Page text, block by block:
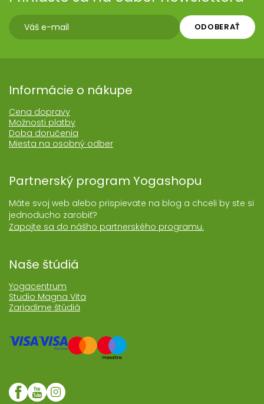
ODOBERAŤ
Informácie o nákupe
Cena dopravy
Možnosti platby
Doba doručenia
Miesta na osobný odber
Partnerský program Yogashopu
Máte svoj web alebo prispievate na blog a chceli by ste si
jednoducho zarobiť?
Zapojte sa do nášho partnerského programu.
Naše štúdiá
Yogacentrum
Studio Magna Vita
Zariadime štúdiá